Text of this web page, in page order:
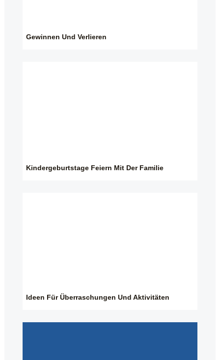
Gewinnen Und Verlieren
Kindergeburtstage Feiern Mit Der Familie
Ideen Für Überraschungen Und Aktivitäten